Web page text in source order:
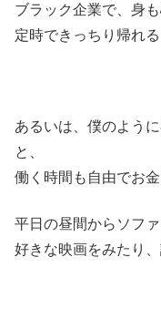
ブラック企業で、身
定時できっちり帰れ
あるいは、僕のよう
と、
働く時間も自由でお
平日の昼間からソフ
好きな映画をみたり